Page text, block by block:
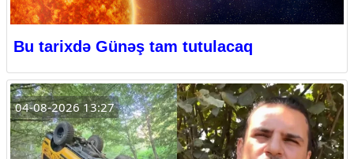
Bu tarixdə Günəş tam tutulacaq
04-08-2026 13:27